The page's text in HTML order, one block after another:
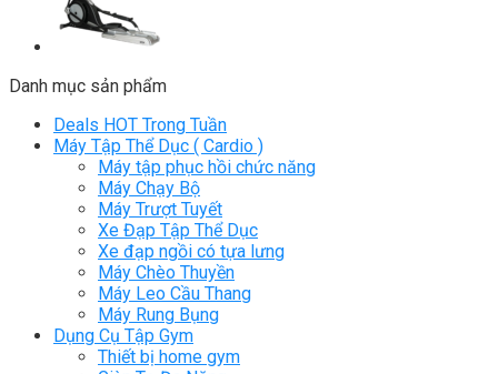
Danh mục sản phẩm
Deals HOT Trong Tuần
Máy Tập Thể Dục ( Cardio )
Máy tập phục hồi chức năng
Máy Chạy Bộ
Máy Trượt Tuyết
Xe Đạp Tập Thể Dục
Xe đạp ngồi có tựa lưng
Máy Chèo Thuyền
Máy Leo Cầu Thang
Máy Rung Bụng
Dụng Cụ Tập Gym
Thiết bị home gym